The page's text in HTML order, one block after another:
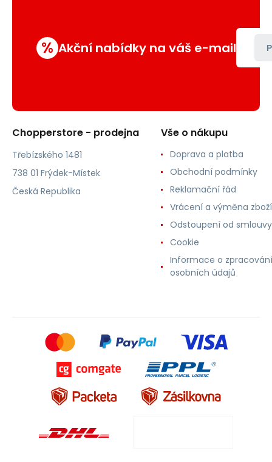
% Akční nabídky na váš e-mail
Chopperstore - prodejna
Třebízského 1481
738 01 Frýdek-Místek
Česká Republika
Vše o nákupu
Doprava a platba
Obchodní podmínky
Reklamační řád
Vrácení a výměna zboží
Odstoupení od smlouvy
Cookie
Informace o zpracování
osobních údajů